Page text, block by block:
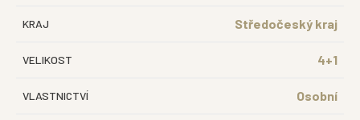
KRAJ Středočeský kraj
VELIKOST 4+1
VLASTNICTVÍ Osobní